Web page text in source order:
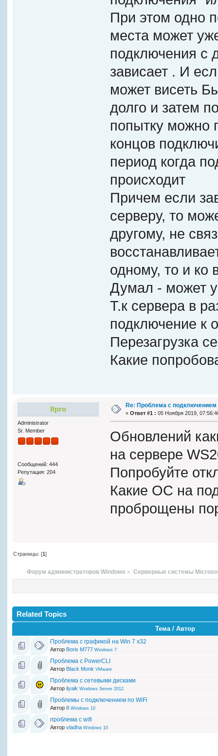
При этом одно
места может
подключения с
зависает . И
может висеть
долго и затем
попытку можно
концов
период когда
происходит
Причем если
серверу, то
другому, не
одному, то и ко
Думал - может
Т.к сервера в
подключение к
Перезагрузка
Какие
Itpro
Administrator
Sr. Member
Сообщений: 444
Репутация: 204
Re: Проблема с подключением
« Ответ #1 : 05 Ноября 2019,
Обновлений
на сервере
Попробуйте
Какие ОС на
проброщены
Страницы: [1]
Форум администраторов Windows » Серверные системы
Related Topics
Тема / Автор
Проблема с графикой на Win 7 x32
Автор Boris M777 Windows 7
Проблема с PowerCLI
Автор Black Monk VMware
Проблема с сетевыми дисками
Автор ilyaik Windows Server 2012
Проблемы с подключением по WiFi
Автор 8 Windows 10
проблема с wifi
Автор vladha Windows 10